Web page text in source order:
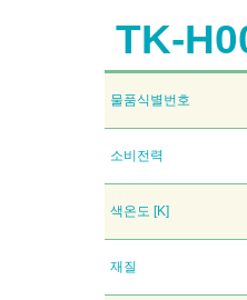
TK-
물품식별번호
소비전력
색온도 [K]
재질